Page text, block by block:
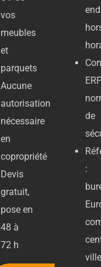
vos
meubles
et
parquets
Aucune
autorisation
nécessaire
en
copropriété
Devis
gratuit,
pose en
48 à
72 h
de
:
ville